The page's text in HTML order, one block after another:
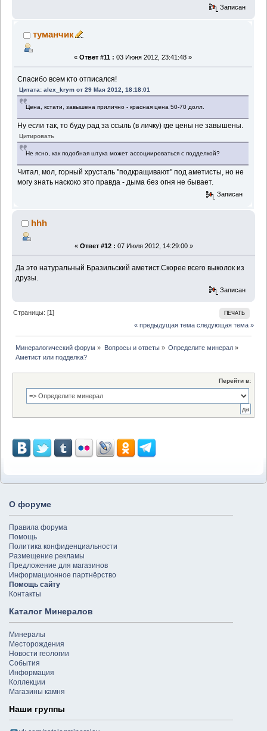
Записан
туманчик
« Ответ #11 : 03 Июня 2012, 23:41:48 »
Спасибо всем кто отписался!
Цитата: alex_krym от 29 Мая 2012, 18:18:01
Цена, кстати, завышена прилично - красная цена 50-70 долл.
Ну если так, то буду рад за ссыль (в личку) где цены не завышены.
Цитировать
Не ясно, как подобная штука может ассоциироваться с подделкой?
Читал, мол, горный хрусталь "подкращивают" под аметисты, но не
могу знать наскоко это правда - дыма без огня не бывает.
Записан
hhh
« Ответ #12 : 07 Июля 2012, 14:29:00 »
Да это натуральный Бразильский аметист.Скорее всего выколок из
друзы.
Записан
ПЕЧАТЬ
Страницы: [1]
« предыдущая тема следующая тема »
Минералогический форум » Вопросы и ответы» Определите минерал»
Аметист или подделка?
Перейти в:
О форуме
Правила форума
Помощь
Политика конфиденциальности
Размещение рекламы
Предложение для магазинов
Информационное партнёрство
Помощь сайту
Контакты
Каталог Минералов
Минералы
Месторождения
Новости геологии
События
Информация
Коллекции
Магазины камня
Наши группы